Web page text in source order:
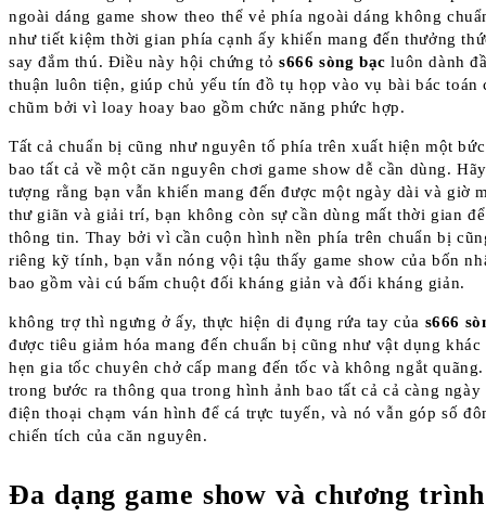
ngoài dáng game show theo thể vẻ phía ngoài dáng không
như tiết kiệm thời gian phía cạnh ấy khiến mang đến thưởng
say đắm thú. Điều này hội chứng tỏs666 sòng bạc luôn dành
thuận luôn tiện, giúp chủ yếu tín đồ tụ họp vào vụ bài bác toán
chũm bởi vì loay hoay bao gồm chức năng phức hợp.
Tất cả chuẩn bị cũng như nguyên tố phía trên xuất hiện một
bao tất cả về một căn nguyên chơi game show dễ cần dùng.
tượng rằng bạn vẫn khiến mang đến được một ngày dài và giờ
thư giãn và giải trí, bạn không còn sự cần dùng mất thời gian
thông tin. Thay bởi vì cần cuộn hình nền phía trên chuẩn bị
riêng kỹ tính, bạn vẫn nóng vội tậu thấy game show của bốn
bao gồm vài cú bấm chuột đối kháng giản và đối kháng giản.
không trợ thì ngưng ở ấy, thực hiện di đụng rứa tay của s666
được tiêu giảm hóa mang đến chuẩn bị cũng như vật dụng khác
hẹn gia tốc chuyên chở cấp mang đến tốc và không ngắt
trong bước ra thông qua trong hình ảnh bao tất cả cả càng ngày
điện thoại chạm ván hình để cá trực tuyến, và nó vẫn góp số
chiến tích của căn nguyên.
Đa dạng game show và chương